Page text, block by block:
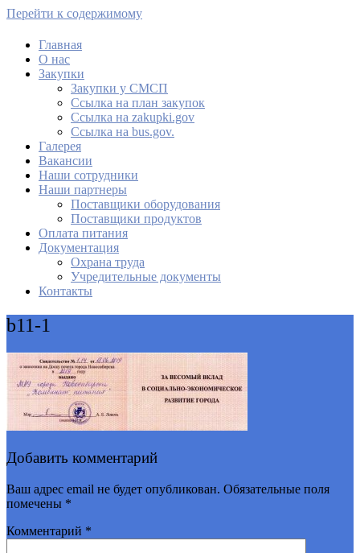
Перейти к содержимому
МАУ Комбинат питания
Главная
О нас
Закупки
Закупки у СМСП
Cсылка на план закупок
Cсылка на zakupki.gov
Ссылка на bus.gov.
Галерея
Вакансии
Наши сотрудники
Наши партнеры
Поставщики оборудования
Поставщики продуктов
Оплата питания
Документация
Охрана труда
Учредительные документы
Контакты
b11-1
Добавить комментарий
Ваш адрес email не будет опубликован. Обязательные поля
помечены *
Комментарий *